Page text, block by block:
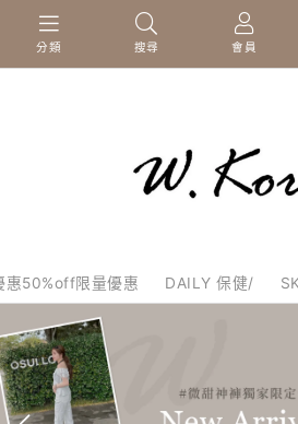
分類 搜尋 會員
惠50%off限量優惠 DAILY 保健/